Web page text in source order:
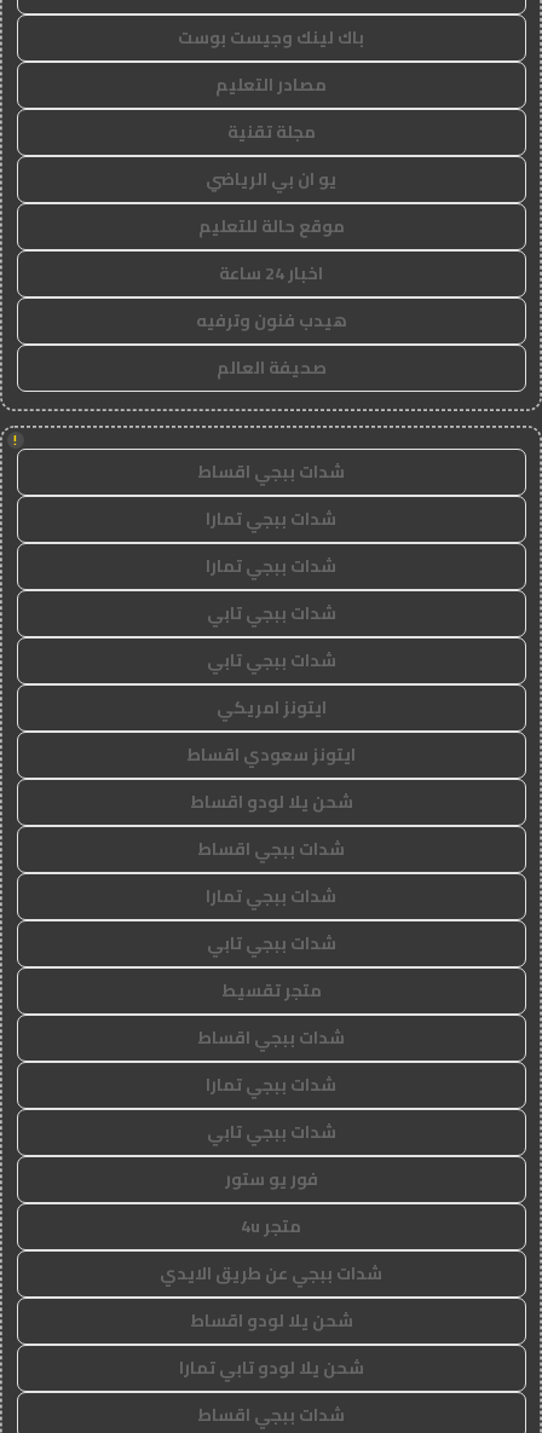
باك لينك وجيست بوست
مصادر التعليم
مجلة تقنية
يو ان بي الرياضي
موقع حالة للتعليم
اخبار 24 ساعة
هيدب فنون وترفيه
صحيفة العالم
!
شدات ببجي اقساط
شدات ببجي تمارا
شدات ببجي تمارا
شدات ببجي تابي
شدات ببجي تابي
ايتونز امريكي
ايتونز سعودي اقساط
شحن يلا لودو اقساط
شدات ببجي اقساط
شدات ببجي تمارا
شدات ببجي تابي
متجر تقسيط
شدات ببجي اقساط
شدات ببجي تمارا
شدات ببجي تابي
فور يو ستور
متجر 4u
شدات ببجي عن طريق الايدي
شحن يلا لودو اقساط
شحن يلا لودو تابي تمارا
شدات ببجي اقساط